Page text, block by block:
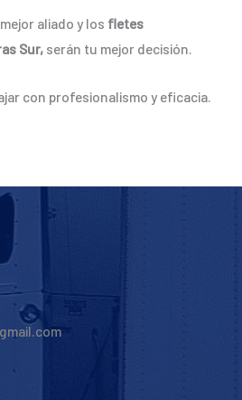
aliado y los fletes
Sur, serán tu mejor decisión.
con profesionalismo y eficacia.